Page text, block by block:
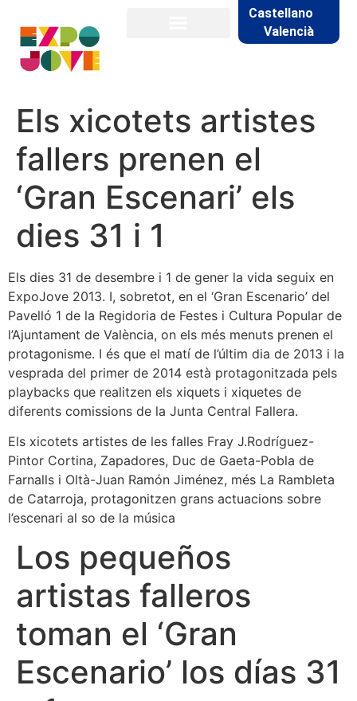
Castellano
Valencià
Els xicotets artistes
fallers prenen el
‘Gran Escenari’ els
dies 31 i 1
Els dies 31 de desembre i 1 de gener la vida seguix en
ExpoJove 2013. I, sobretot, en el ‘Gran Escenario’ del
Pavelló 1 de la Regidoria de Festes i Cultura Popular de
l’Ajuntament de València, on els més menuts prenen el
protagonisme. I és que el matí de l’últim dia de 2013 i la
vesprada del primer de 2014 està protagonitzada pels
playbacks que realitzen els xiquets i xiquetes de
diferents comissions de la Junta Central Fallera.
Els xicotets artistes de les falles Fray J.Rodríguez-
Pintor Cortina, Zapadores, Duc de Gaeta-Pobla de
Farnalls i Oltà-Juan Ramón Jiménez, més La Rambleta
de Catarroja, protagonitzen grans actuacions sobre
l’escenari al so de la música
Los pequeños
artistas falleros
toman el ‘Gran
Escenario’ los días 31